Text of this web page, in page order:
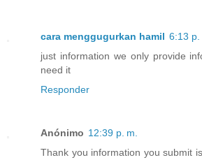
cara menggugurkan hamil 6:13 p.
just information we only provide
need it
Responder
Anónimo 12:39 p. m.
Thank you information you submit